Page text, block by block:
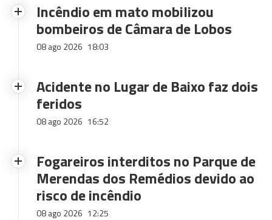
Incêndio em mato mobilizou
bombeiros de Câmara de Lobos
08 ago 2026 18:03
Acidente no Lugar de Baixo faz dois
feridos
08 ago 2026 16:52
Fogareiros interditos no Parque de
Merendas dos Remédios devido ao
risco de incêndio
08 ago 2026 12:25